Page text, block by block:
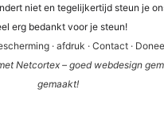
niet en tege­li­jker­tijd steun je
erg bedankt voor je steun!
· afdruk · Cont­act ·
Net­cortex – goed web­de­sign
gemaakt!